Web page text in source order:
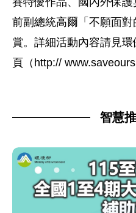
前副總統高爾「不願面
賞。詳細活動內容請見
頁（http://
智慧